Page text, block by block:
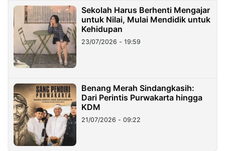
Sekolah Harus Berhenti Mengajar
untuk Nilai, Mulai Mendidik untuk
Kehidupan
23/07/2026 - 19:59
Benang Merah Sindangkasih:
Dari Perintis Purwakarta hingga
KDM
21/07/2026 - 09:22